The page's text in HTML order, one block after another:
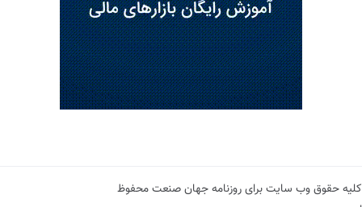
کلیه حقوق وب سایت برای روزنامه جهان صنعت محفوظ